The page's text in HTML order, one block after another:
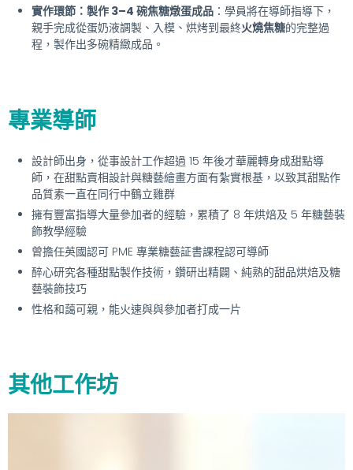
實作環節：製作 3–4 碗焦糖燉蛋成品 ：學員將在導師指導下，
親手完成從蛋奶液調製、入模、烘烤到最終火燒焦糖的完整過
程，製作出多碗精緻成品。
專業導師
設計師出身，從事設計工作超過 15 年後才華麗轉身成甜點導
師，在甜點賣相設計與糖藝繪畫方面有紮實根基，以致其甜點作
品質素一直在同行中鶴立雞群
擁有豐富指導大量參加者的經驗，累積了 8 年烘焙及 5 年糖藝裝
飾教學經驗
曾擔任英國認可 PME 專業糖藝証書課程認可導師
醉心研究各種甜點製作技術，鑽研出精闢、純熟的甜品烘焙及糖
藝裝飾技巧
性格和藹可親，能火速與與參加者打成一片
其他工作坊